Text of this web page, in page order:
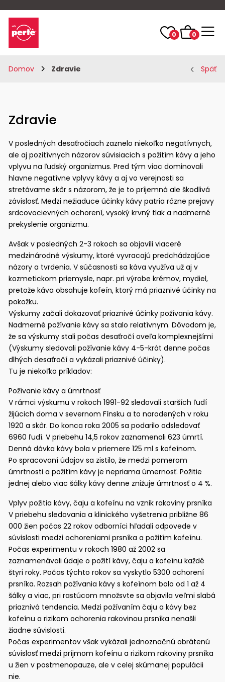
0 0
Domov Zdravie Späť
Zdravie
V posledných desaťročiach zaznelo niekoľko negatívnych,
ale aj pozitívnych názorov súvisiacich s požitím kávy a jeho
vplyvu na ľudský organizmus. Pred tým viac dominovali
hlavne negatívne vplyvy kávy a aj vo verejnosti sa
stretávame skôr s názorom, že je to príjemná ale škodlivá
závislosť. Medzi nežiaduce účinky kávy patria rôzne prejavy
srdcovocievných ochorení, vysoký krvný tlak a nadmerné
prekyslenie organizmu.
Avšak v posledných 2-3 rokoch sa objavili viaceré
medzinárodné výskumy, ktoré vyvracajú predchádzajúce
názory a tvrdenia. V súčasnosti sa káva využíva už aj v
kozmetickom priemysle, napr. pri výrobe krémov, mydiel,
pretože káva obsahuje kofeín, ktorý má priaznivé účinky na
pokožku.
Výskumy začali dokazovať priaznivé účinky požívania kávy.
Nadmerné požívanie kávy sa stalo relatívnym. Dôvodom je,
že sa výskumy stali počas desaťročí oveľa komplexnejšími
(Výskumy sledovali požívanie kávy 4-5-krát denne počas
dlhých desaťročí a vykázali priaznivé účinky).
Tu je niekoľko príkladov:
Požívanie kávy a úmrtnosť
V rámci výskumu v rokoch 1991-92 sledovali starších ľudí
žijúcich doma v severnom Fínsku a to narodených v roku
1920 a skôr. Do konca roka 2005 sa podarilo odsledovať
6960 ľudí. V priebehu 14,5 rokov zaznamenali 623 úmrtí.
Denná dávka kávy bola v priemere 125 ml s kofeínom.
Po spracovaní údajov sa zistilo, že medzi pomerom
úmrtnosti a požitím kávy je nepriama úmernosť. Požitie
jednej alebo viac šálky kávy denne znižuje úmrtnosť o 4 %.
Vplyv požitia kávy, čaju a kofeínu na vznik rakoviny prsníka
V priebehu sledovania a klinického vyšetrenia približne 86
000 žien počas 22 rokov odborníci hľadali odpovede v
súvislosti medzi ochoreniami prsníka a požitím kofeínu.
Počas experimentu v rokoch 1980 až 2002 sa
zaznamenávali údaje o požití kávy, čaju a kofeínu každé
štyri roky. Počas týchto rokov sa vyskytlo 5300 ochorení
prsníka. Rozsah požívania kávy s kofeínom bolo od 1 až 4
šálky a viac, pri rastúcom množsvte sa objavila veľmi slabá
priaznivá tendencia. Medzi požívaním čaju a kávy bez
kofeínu a rizikom ochorenia rakovinou prsníka nenašli
žiadne súvislosti.
Počas experimentov však vykázali jednoznačnú obrátenú
súvislosť medzi príjmom kofeínu a rizikom rakoviny prsníka
u žien v postmenopauze, ale v celej skúmanej populácii
nie.